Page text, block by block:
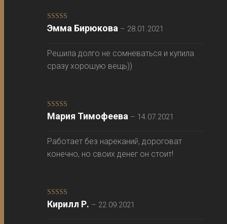
Оценка 5из
5
Эмма Бирюкова – 28.01.2021
Решила долго не сомневаться и купила
сразу хорошую вещь))
Оценка5 из
5
Мария Тимофеева – 14.07.2021
Работает без нареканий, дороговат
конечно, но своих денег он стоит!
Оценка5из
5
Кирилл Р. – 22.09.2021